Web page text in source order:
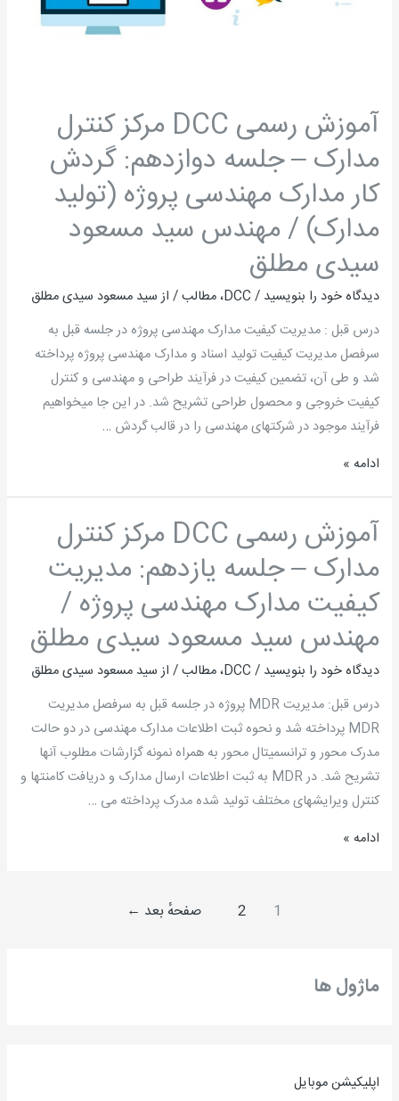
ماژول ها
اپلیکیشن موبایل
آموزش رسمی DCC مرکز کنترل
مدارک – جلسه دوازدهم: گردش
کار مدارک مهندسی پروژه (تولید
مدارک) / مهندس سید مسعود
سیدی مطلق
دیدگاه‌ خود را بنویسید /
DCC،مطالب/ از سید مسعود سیدی مطلق
درس قبل : مدیریت کیفیت مدارک مهندسی پروژه در جلسه قبل به
سرفصل مدیریت کیفیت تولید اسناد و مدارک مهندسی پروژه پرداخته
شد و طی آن، تضمین کیفیت در فرآیند طراحی و مهندسی و کنترل
کیفیت خروجی و محصول طراحی تشریح شد. در این جا می­خواهیم
فرآیند موجود در شرکتهای مهندسی را در قالب گردش …
جلسه
مدارک
مهندسی
پروژه
(تولید
مدارک)
/
سید
مسعود
سیدی
مطلق
ادامه »
آموزش رسمی DCC مرکز کنترل
مدارک – جلسه یازدهم: مدیریت
کیفیت مدارک مهندسی پروژه /
مهندس سید مسعود سیدی مطلق
دیدگاه‌ خود را بنویسید /
DCC،مطالب/ از سید مسعود سیدی مطلق
درس قبل: مدیریت MDR پروژه در جلسه قبل به سرفصل مدیریت
MDR پرداخته شد و نحوه ثبت اطلاعات مدارک مهندسی در دو حالت
مدرک محور و ترانسمیتال محور به همراه نمونه گزارشات مطلوب آنها
تشریح شد. در MDR به ثبت اطلاعات ارسال مدارک و دریافت کامنتها و
کنترل ویرایشهای مختلف تولید شده مدرک پرداخته می …
آموزش
رسمی
DCC
مرکز
کنترل
مدارک
–
یازدهم:
مدیریت
کیفیت
مدارک
پروژه
مطلق
ادامه »
1
2 صفحهٔ بعد ←